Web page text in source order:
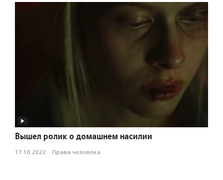
Вышел ролик о домашнем насилии
17.10.2022 · Права человека